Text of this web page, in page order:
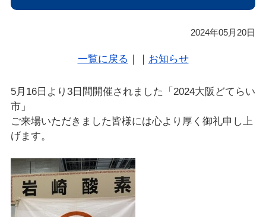
2024年05月20日
一覧に戻る ｜｜ お知らせ
5月16日より3日間開催されました「2024大阪どてらい
市」
ご来場いただきました皆様には心より厚く御礼申し上
げます。